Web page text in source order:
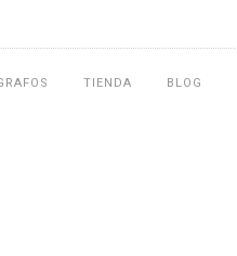
TIENDA BLOG